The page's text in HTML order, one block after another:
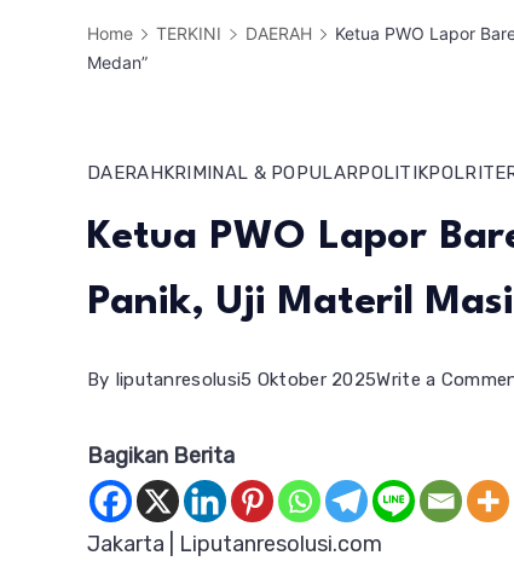
Home TERKINI DAERAH
Ketua PWO Lapor
Medan”
DAERAHKRIMINAL & POPULARPOLITIKPOLRI
Ketua PWO Lapor
Panik, Uji Materil
By liputanresolusi5 Oktober 2025Write a
Bagikan Berita
Jakarta | Liputanresolusi.com